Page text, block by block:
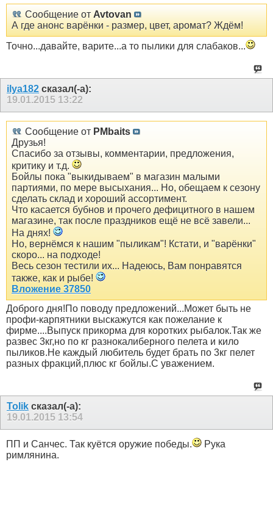
Сообщение от Avtovan
А где анонс варёнки - размер, цвет, аромат? Ждём!
Точно...давайте, варите...а то пылики для слабаков...
ilya182 сказал(-а):
19.01.2015 13:22
Сообщение от PMbaits
Друзья!
Спасибо за отзывы, комментарии, предложения,
критику и т.д.
Бойлы пока "выкидываем" в магазин малыми
партиями, по мере высыхания... Но, обещаем к сезону
сделать склад и хороший ассортимент.
Что касается бубнов и прочего дефицитного в нашем
магазине, так после праздников ещё не всё завели...
На днях!
Но, вернёмся к нашим "пыликам"! Кстати, и "варёнки"
скоро... на подходе!
Весь сезон тестили их... Надеюсь, Вам понравятся
также, как и рыбе!
Вложение 37850
Доброго дня!По поводу предложений...Может быть не
профи-карпятники выскажутся как пожелание к
фирме....Выпуск прикорма для коротких рыбалок.Так же
развес 3кг,но по кг разнокалиберного пелета и кило
пыликов.Не каждый любитель будет брать по 3кг пелет
разных фракций,плюс кг бойлы.С уважением.
Tolik сказал(-а):
19.01.2015 13:54
ПП и Санчес. Так куётся оружие победы.
Рука
римлянина.